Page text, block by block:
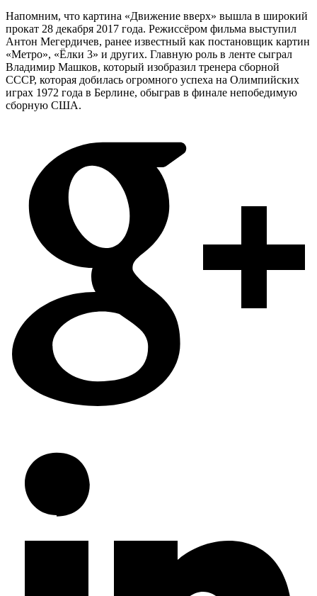
Напомним, что картина «Движение вверх» вышла в широкий
прокат 28 декабря 2017 года. Режиссёром фильма выступил
Антон Мегердичев, ранее известный как постановщик картин
«Метро», «Ёлки 3» и других. Главную роль в ленте сыграл
Владимир Машков, который изобразил тренера сборной
СССР, которая добилась огромного успеха на Олимпийских
играх 1972 года в Берлине, обыграв в финале непобедимую
сборную США.